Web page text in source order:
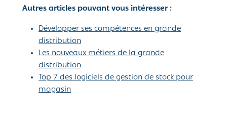
Autres articles pouvant vous intéresser :
Développer ses compétences en grande
distribution
Les nouveaux métiers de la grande
distribution
Top 7 des logiciels de gestion de stock pour
magasin